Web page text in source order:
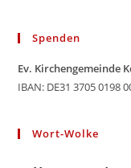
Spenden
Ev. Kirchengemeinde
IBAN: DE31 3705 0198
Wort-Wolke